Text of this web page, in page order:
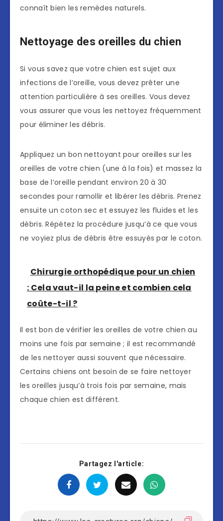
connaît bien les remèdes naturels.
Nettoyage des oreilles du chien
Si vous savez que votre chien est sujet aux
infections de l’oreille, vous devez prêter une
attention particulière à ses oreilles. Vous devez
vous assurer que vous les nettoyez fréquemment
pour éliminer les débris.
Appliquez un bon nettoyant pour oreilles sur les
oreilles de votre chien (une à la fois) et massez la
base de l’oreille pendant environ 20 à 30
secondes pour ramollir et libérer les débris. Prenez
ensuite un coton sec et essuyez les fluides et les
débris. Répétez la procédure jusqu’à ce que vous
ne voyiez plus de débris être essuyés par le coton.
Chirurgie orthopédique pour un chien
: Cela vaut-il la peine et combien cela
coûte-t-il ?
Il est bon de vérifier les oreilles de votre chien au
moins une fois par semaine ; il est recommandé
de les nettoyer aussi souvent que nécessaire.
Certains chiens ont besoin de se faire nettoyer
les oreilles jusqu’à trois fois par semaine, mais
chaque chien est différent.
Partagez l'article: